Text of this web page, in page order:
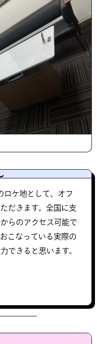
ロケ地として、オフ
だきます。全国に支
らのアクセス可能で
こなっている実際の
できると思います。